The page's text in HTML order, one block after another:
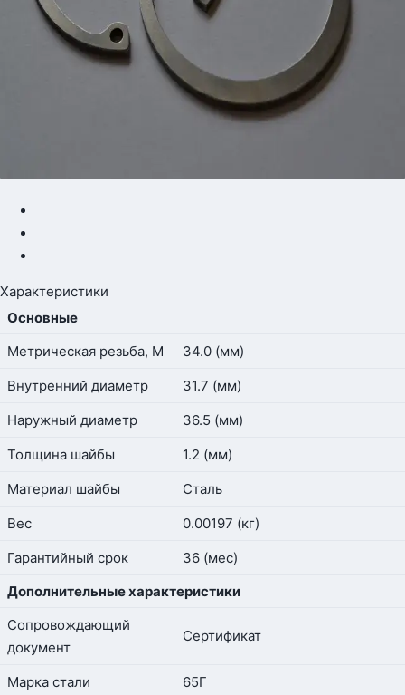
Характеристики
Основные
Метрическая резьба, М
34.0 (мм)
Внутренний диаметр
31.7 (мм)
Наружный диаметр
36.5 (мм)
Толщина шайбы
1.2 (мм)
Материал шайбы
Сталь
Вес
0.00197 (кг)
Гарантийный срок
36 (мес)
Дополнительные характеристики
Сопровождающий
документ
Сертификат
Марка стали 65Г